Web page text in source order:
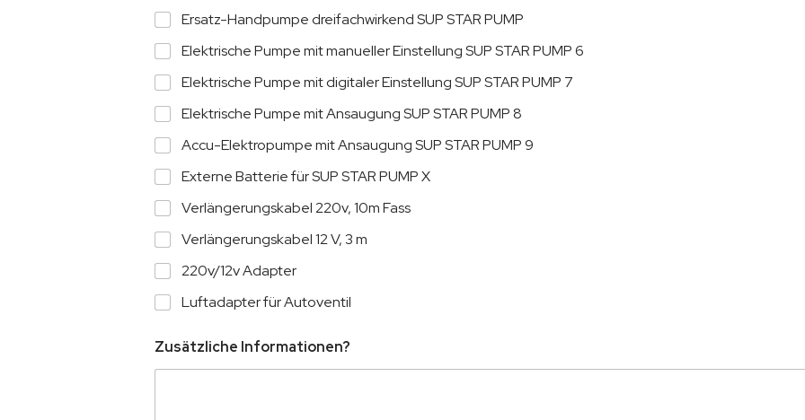
Ersatz-Handpumpe dreifachwirkend SUP STAR PUMP
Elektrische Pumpe mit manueller Einstellung SUP STAR PUMP 6
Elektrische Pumpe mit digitaler Einstellung SUP STAR PUMP 7
Elektrische Pumpe mit Ansaugung SUP STAR PUMP 8
Accu-Elektropumpe mit Ansaugung SUP STAR PUMP 9
Externe Batterie für SUP STAR PUMP X
Verlängerungskabel 220v, 10m Fass
Verlängerungskabel 12 V, 3 m
220v/12v Adapter
Luftadapter für Autoventil
Zusätzliche Informationen?